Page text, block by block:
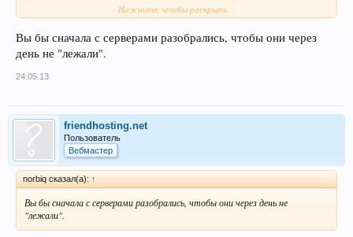
http://friendhosting.net/faq/index.php?article=45
С уважением, Friendhosting.net
Нажмите, чтобы раскрыть...
Вы бы сначала с серверами разобрались, чтобы они через
день не "лежали".
24.05.13
friendhosting.net
Пользователь
Вебмастер
norbiq сказал(а): ↑
Вы бы сначала с серверами разобрались, чтобы они через день не
"лежали".